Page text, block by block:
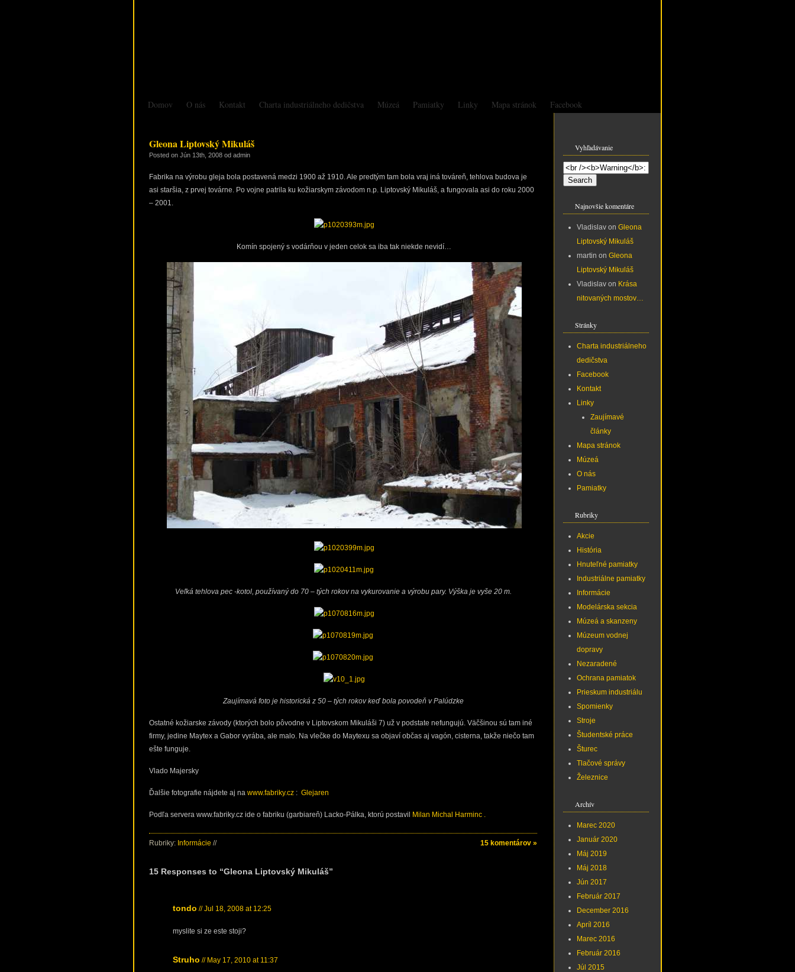
Domov O nás Kontakt Charta industriálneho dedičstva Múzeá Pamiatky Linky Mapa stránok Facebook
Gleona Liptovský Mikuláš
Posted on Jún 13th, 2008 od admin
Fabrika na výrobu gleja bola postavená medzi 1900 až 1910. Ale predtým tam bola vraj iná továreň, tehlova budova je
asi staršia, z prvej továrne. Po vojne patrila ku kožiarskym závodom n.p. Liptovský Mikuláš, a fungovala asi do roku 2000
– 2001.
Komín spojený s vodárňou v jeden celok sa iba tak niekde nevidí…
Veľká tehlova pec -kotol, používaný do 70 – tých rokov na vykurovanie a výrobu pary. Výška je vyše 20 m.
Zaujímavá foto je historická z 50 – tých rokov keď bola povodeň v Palúdzke
Ostatné kožiarske závody (ktorých bolo pôvodne v Liptovskom Mikuláši 7) už v podstate nefungujú. Väčšinou sú tam iné
firmy, jedine Maytex a Gabor vyrába, ale malo. Na vlečke do Maytexu sa objaví občas aj vagón, cisterna, takže niečo tam
ešte funguje.
Vlado Majersky
Ďalšie fotografie nájdete aj na www.fabriky.cz : Glejaren
Podľa servera www.fabriky.cz ide o fabriku (garbiareň) Lacko-Pálka, ktorú postavil Milan Michal Harminc .
Rubriky: Informácie // 15 komentárov »
15 Responses to “Gleona Liptovský Mikuláš”
tondo // Jul 18, 2008 at 12:25
myslite si ze este stoji?
Struho // May 17, 2010 at 11:37
Vyhľadávanie
Najnovšie komentáre
Vladislav on Gleona
Liptovský Mikuláš
martin on Gleona
Liptovský Mikuláš
Vladislav on Krása
nitovaných mostov…
Stránky
Charta industriálneho
dedičstva
Facebook
Kontakt
Linky
Zaujímavé
články
Mapa stránok
Múzeá
O nás
Pamiatky
Rubriky
Akcie
História
Hnuteľné pamiatky
Industriálne pamiatky
Informácie
Modelárska sekcia
Múzeá a skanzeny
Múzeum vodnej
dopravy
Nezaradené
Ochrana pamiatok
Prieskum industriálu
Spomienky
Stroje
Študentské práce
Šturec
Tlačové správy
Železnice
Archív
Marec 2020
Január 2020
Máj 2019
Máj 2018
Jún 2017
Február 2017
December 2016
Apríl 2016
Marec 2016
Február 2016
Júl 2015